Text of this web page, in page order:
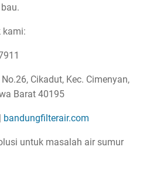
kami:
Cikadut, Kec. Cimenyan,
Barat 40195
| bandungfilterair.com
untuk masalah air sumur